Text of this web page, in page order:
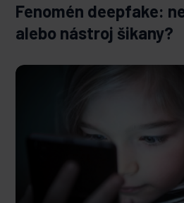
Fenomén deepfake:
alebo nástroj šikany?